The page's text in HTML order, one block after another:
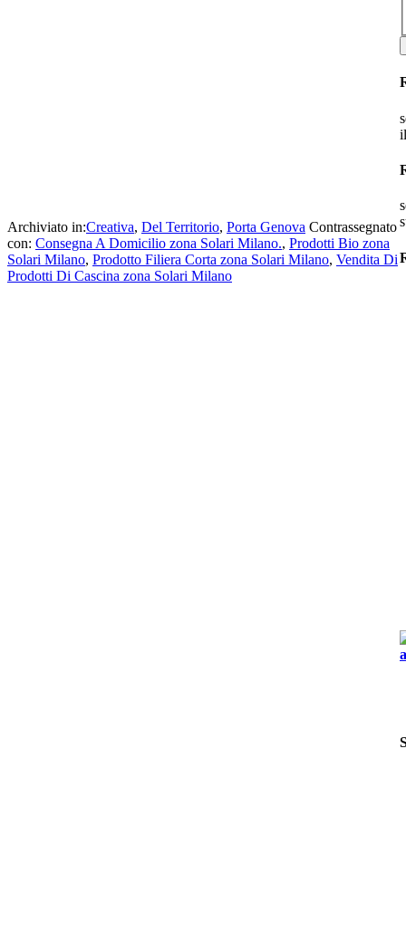
Archiviato in:Creativa, Del Territorio, Porta Genova Contrassegnato
con: Consegna A Domicilio zona Solari Milano., Prodotti Bio zona
Solari Milano, Prodotto Filiera Corta zona Solari Milano, Vendita Di
Prodotti Di Cascina zona Solari Milano